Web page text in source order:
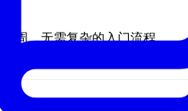
周。无需复杂的入门流程。